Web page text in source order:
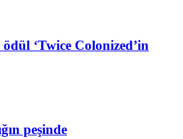
‘Twice Colonized’in
peşinde